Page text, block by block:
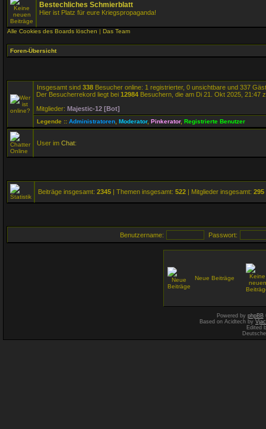
Bestechliches Schmierblatt
Hier ist Platz für eure Kriegspropaganda!
Alle Cookies des Boards löschen | Das Team
Foren-Übersicht
Insgesamt sind 338 Besucher online: 1 registrierter, 0 unsichtbare und 337
Der Besucherrekord liegt bei 12984 Besuchern, die am Di 21. Okt 2025, 21:47
Mitglieder: Majestic-12 [Bot]
Legende :: Administratoren Moderator, Pinkerator, Registrierte Benutzer
User im Chat:
Beiträge insgesamt: 2345 | Themen insgesamt: 522 | Mitglieder insgesamt: 295
Benutzername: Passwort:
Neue Beiträge
Powered by phpBB
Based on Acidtech by
Edited